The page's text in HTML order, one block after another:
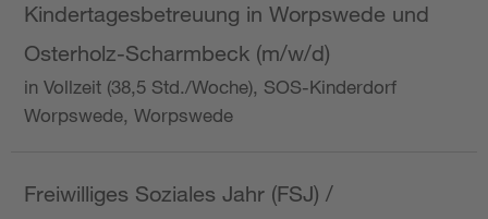
Kindertagesbetreuung in Worpswede und
Osterholz-Scharmbeck (m/w/d)
in Vollzeit (38,5 Std./Woche), SOS-Kinderdorf
Worpswede, Worpswede
Freiwilliges Soziales Jahr (FSJ) /